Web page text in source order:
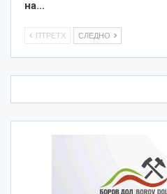
на…
ПТРЕТХ СЛЕДНО